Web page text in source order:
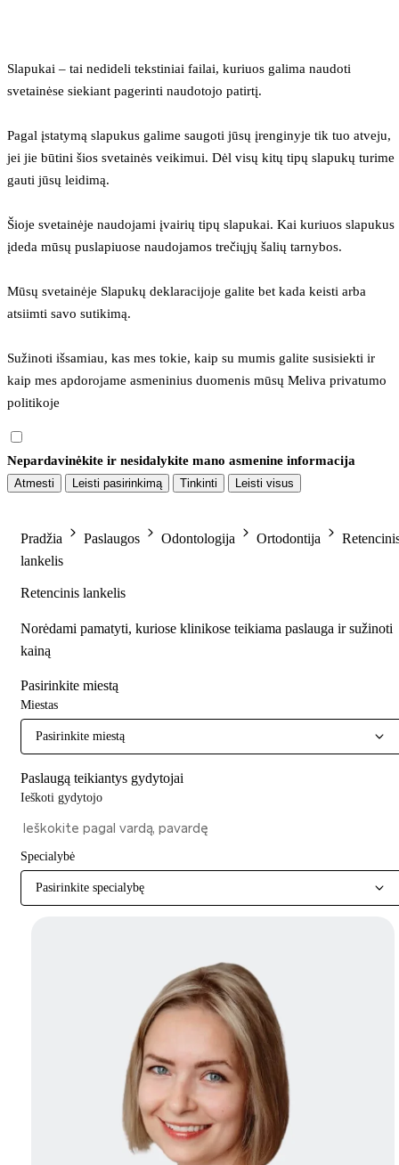
Slapukai – tai nedideli tekstiniai failai, kuriuos galima naudoti
svetainėse siekiant pagerinti naudotojo patirtį.
Pagal įstatymą slapukus galime saugoti jūsų įrenginyje tik tuo atveju,
jei jie būtini šios svetainės veikimui. Dėl visų kitų tipų slapukų turime
gauti jūsų leidimą.
Šioje svetainėje naudojami įvairių tipų slapukai. Kai kuriuos slapukus
įdeda mūsų puslapiuose naudojamos trečiųjų šalių tarnybos.
Mūsų svetainėje Slapukų deklaracijoje galite bet kada keisti arba
atsiimti savo sutikimą.
Sužinoti išsamiau, kas mes tokie, kaip su mumis galite susisiekti ir
kaip mes apdorojame asmeninius duomenis mūsų Meliva privatumo
politikoje
Nepardavinėkite ir nesidalykite mano asmenine informacija
Atmesti Leisti pasirinkimą Tinkinti Leisti visus
Pradžia Paslaugos Odontologija Ortodontija
lankelis
Retencinis lankelis
Norėdami pamatyti, kuriose klinikose teikiama paslauga ir sužinoti
kainą
Pasirinkite miestą
Miestas
Pasirinkite miestą
Paslaugą teikiantys gydytojai
Ieškoti gydytojo
Specialybė
Pasirinkite specialybę